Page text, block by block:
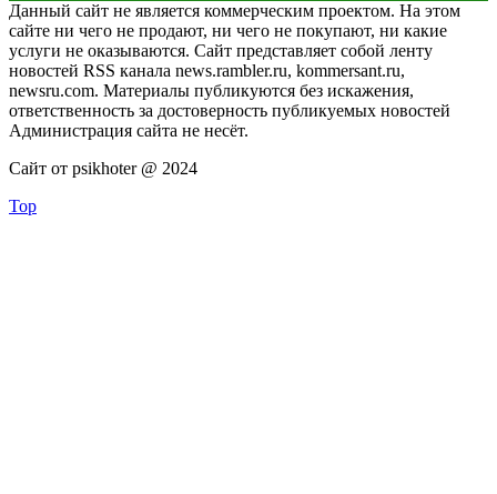
Данный сайт не является коммерческим проектом. На этом
сайте ни чего не продают, ни чего не покупают, ни какие
услуги не оказываются. Сайт представляет собой ленту
новостей RSS канала news.rambler.ru, kommersant.ru,
newsru.com. Материалы публикуются без искажения,
ответственность за достоверность публикуемых новостей
Администрация сайта не несёт.
Сайт от psikhoter @ 2024
Top